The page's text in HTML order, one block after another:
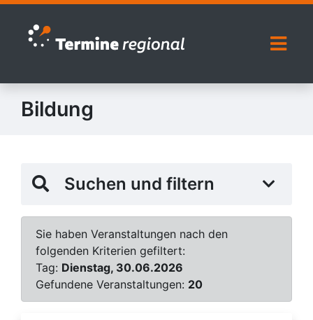
Zur Navigation springen
Zum Inhalt springen
Bildung
Suchen und filtern
Sie haben Veranstaltungen nach den
folgenden Kriterien gefiltert:
Tag: Dienstag, 30.06.2026
Gefundene Veranstaltungen: 20